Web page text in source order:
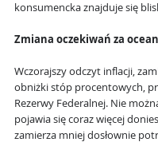
konsumencka znajduje się
Zmiana oczekiwań za
Wczorajszy odczyt inflacji,
obniżki stóp procentowych,
Rezerwy Federalnej. Nie
pojawia się coraz więcej
zamierza mniej dosłownie